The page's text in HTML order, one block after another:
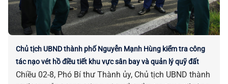
Chủ tịch UBND thành phố Nguyễn Mạnh Hùng kiểm tra công
tác nạo vét hồ điều tiết khu vực sân bay và quản lý quỹ đất
Chiều 02-8, Phó Bí thư Thành ủy, Chủ tịch UBND thành